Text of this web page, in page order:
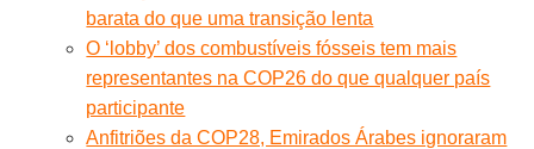
barata do que uma transição lenta
O ‘lobby’ dos combustíveis fósseis tem mais
representantes na COP26 do que qualquer país
participante
Anfitriões da COP28, Emirados Árabes ignoraram